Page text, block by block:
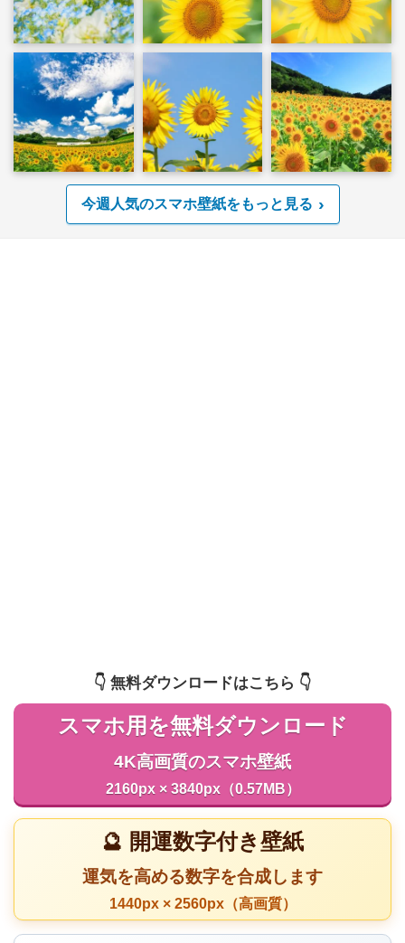
今週人気のスマホ壁紙をもっと見る
👇️ 無料ダウンロードはこちら 👇️
スマホ用を無料ダウンロード
4K高画質のスマホ壁紙
2160px × 3840px（0.57MB）
🔮 開運数字付き壁紙
運気を高める数字を合成します
1440px × 2560px（高画質）